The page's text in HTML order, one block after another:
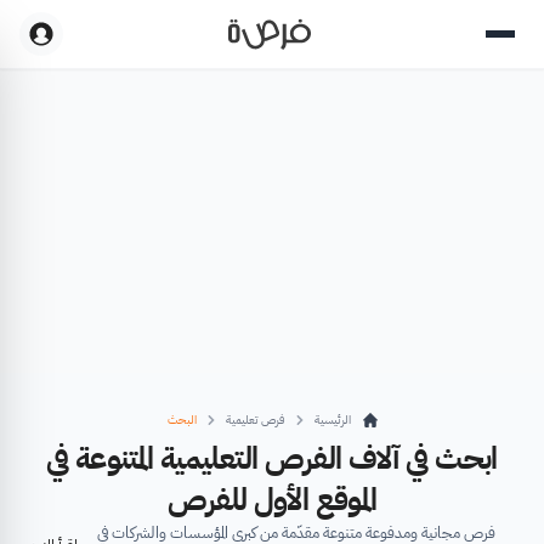
الرئيسية فرص تعليمية البحث
ابحث في آلاف الفرص التعليمية المتنوعة في
الموقع الأول للفرص
فرص مجانية ومدفوعة متنوعة مقدّمة من كبرى المؤسسات والشركات في